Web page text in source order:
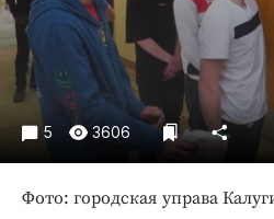
Праздники
Происшествия
Спорт
Экономика и бизнес
ПРОЕКТЫ
Блоги
5 3606
Фото: городская управа